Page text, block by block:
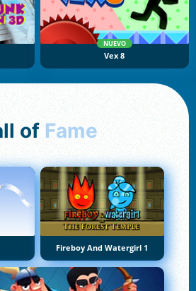
NUEVO
Vex 8
of Fame
Fireboy And Watergirl 1